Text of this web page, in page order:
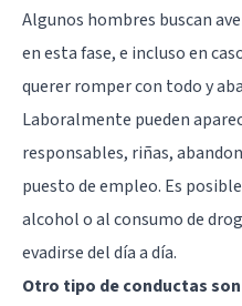
Algunos hombres buscan
en esta fase, e incluso en
querer romper con todo y
Laboralmente pueden
responsables, riñas,
puesto de empleo. Es
alcohol o al consumo de
evadirse del día a día.
Otro tipo de conductas